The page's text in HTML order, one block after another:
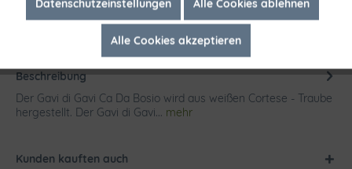
Beschreibung
Der Gavi di Gavi Ca Da Bosio wird aus weißen Cortese - Traube
hergestellt. Der Gavi di Gavi... mehr
Kunden kauften auch
Datenschutzeinstellungen Alle Cookies ablehnen
Alle Cookies akzeptieren